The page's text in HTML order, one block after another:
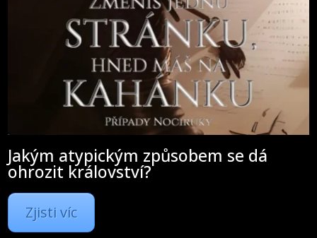
Jakým atypickým způsobem se dá
ohrozit království?
Zjisti víc